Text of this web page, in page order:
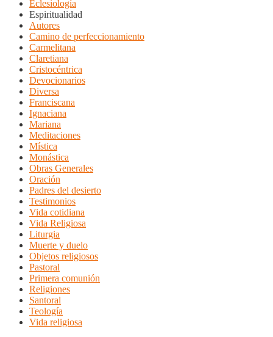
Eclesiología
Espiritualidad
Autores
Camino de perfeccionamiento
Carmelitana
Claretiana
Cristocéntrica
Devocionarios
Diversa
Franciscana
Ignaciana
Mariana
Meditaciones
Mística
Monástica
Obras Generales
Oración
Padres del desierto
Testimonios
Vida cotidiana
Vida Religiosa
Liturgia
Muerte y duelo
Objetos religiosos
Pastoral
Primera comunión
Religiones
Santoral
Teología
Vida religiosa